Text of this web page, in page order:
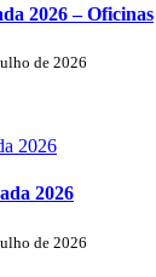
2026 – Oficinas
de 2026
2026
2026
de 2026